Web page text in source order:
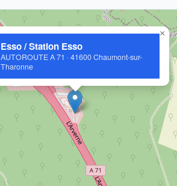
Esso / Station Esso
AUTOROUTE A 71 · 41600 Chaumont-sur-
Tharonne
×